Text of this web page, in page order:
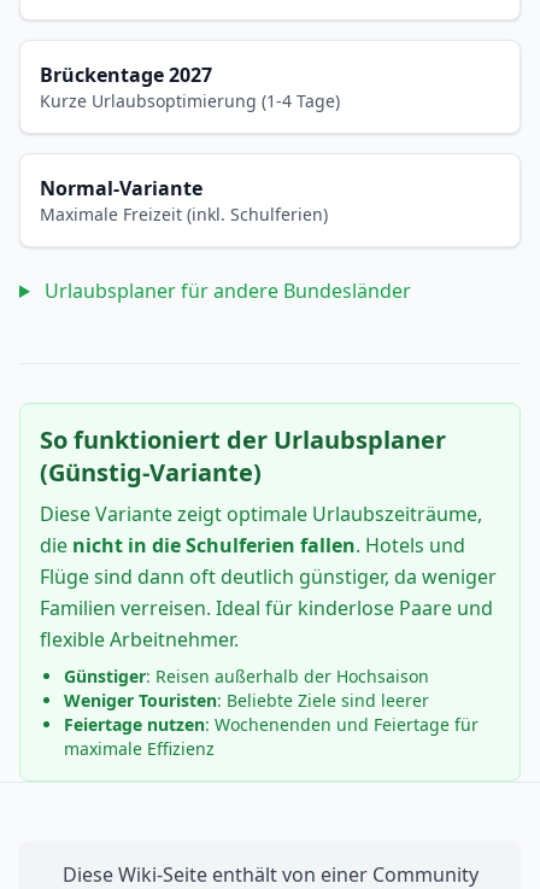
Brückentage 2027
Kurze Urlaubsoptimierung (1-4 Tage)
Normal-Variante
Maximale Freizeit (inkl. Schulferien)
Urlaubsplaner für andere Bundesländer
So funktioniert der Urlaubsplaner
(Günstig-Variante)
Diese Variante zeigt optimale Urlaubszeiträume,
die nicht in die Schulferien fallen. Hotels und
Flüge sind dann oft deutlich günstiger, da weniger
Familien verreisen. Ideal für kinderlose Paare und
flexible Arbeitnehmer.
Günstiger: Reisen außerhalb der Hochsaison
Weniger Touristen: Beliebte Ziele sind leerer
Feiertage nutzen: Wochenenden und Feiertage für
maximale Effizienz
Diese Wiki-Seite enthält von einer Community